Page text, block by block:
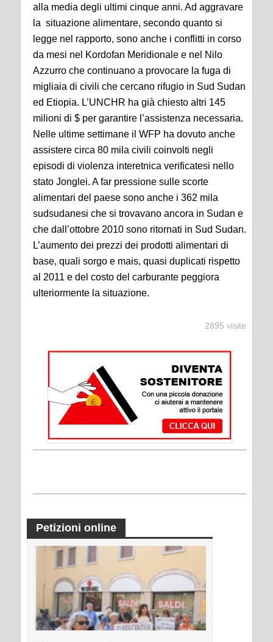
alla media degli ultimi cinque anni. Ad aggravare
la situazione alimentare, secondo quanto si
legge nel rapporto, sono anche i conflitti in corso
da mesi nel Kordofan Meridionale e nel Nilo
Azzurro che continuano a provocare la fuga di
migliaia di civili che cercano rifugio in Sud Sudan
ed Etiopia. L’UNCHR ha già chiesto altri 145
milioni di $ per garantire l’assistenza necessaria.
Nelle ultime settimane il WFP ha dovuto anche
assistere circa 80 mila civili coinvolti negli
episodi di violenza interetnica verificatesi nello
stato Jonglei. A far pressione sulle scorte
alimentari del paese sono anche i 362 mila
sudsudanesi che si trovavano ancora in Sudan e
che dall’ottobre 2010 sono ritornati in Sud Sudan.
L’aumento dei prezzi dei prodotti alimentari di
base, quali sorgo e mais, quasi duplicati rispetto
al 2011 e del costo del carburante peggiora
ulteriormente la situazione.
2895 visite
Petizioni online